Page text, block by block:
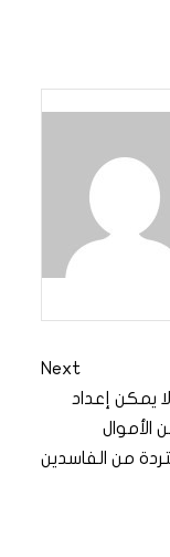
Next
يمكن إعداد
الأموال
من الفاسدين